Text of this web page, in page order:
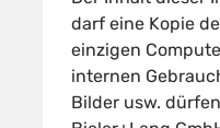
darf eine Kopie
einzigen
internen
Bilder usw.